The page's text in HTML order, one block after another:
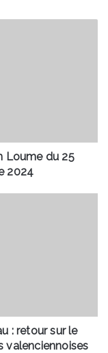
Loume du 25
2024
: retour sur le
valenciennoises